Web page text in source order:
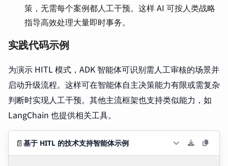
策，无需每个案例都人工干预。这样 AI 可按人类战略
指导高效处理大量即时事务。
实践代码示例
为演示 HITL 模式，ADK 智能体可识别需人工审核的场景并
启动升级流程。这样可在智能体自主决策能力有限或需复杂
判断时实现人工干预。其他主流框架也支持类似能力，如
LangChain 也提供相关工具。
📄 基于 HITL 的技术支持智能体示例